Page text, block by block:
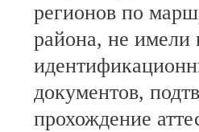
регионов по
района, не имели
документов,
прохождение